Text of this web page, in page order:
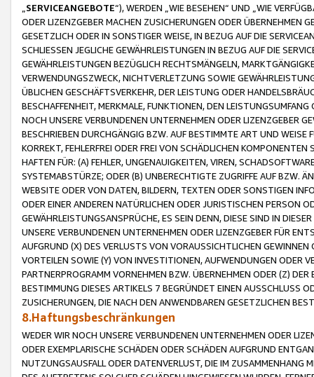
SERVICEANGEBOTE“), WERDEN „WIE BESEHEN“ UND „WIE
ODER LIZENZGEBER MACHEN ZUSICHERUNGEN ODER ÜBERNEHMEN
GESETZLICH ODER IN SONSTIGER WEISE, IN BEZUG AUF DIE
SCHLIESSEN JEGLICHE GEWÄHRLEISTUNGEN IN BEZUG AUF DIE
GEWÄHRLEISTUNGEN BEZÜGLICH RECHTSMÄNGELN,
VERWENDUNGSZWECK, NICHTVERLETZUNG SOWIE
ÜBLICHEN GESCHÄFTSVERKEHR, DER LEISTUNG ODER
BESCHAFFENHEIT, MERKMALE, FUNKTIONEN, DEN
NOCH UNSERE VERBUNDENEN UNTERNEHMEN ODER LIZENZGEBER
BESCHRIEBEN DURCHGÄNGIG BZW. AUF BESTIMMTE ART UND
KORREKT, FEHLERFREI ODER FREI VON SCHÄDLICHEN
HAFTEN FÜR: (A) FEHLER, UNGENAUIGKEITEN, VIREN,
SYSTEMABSTÜRZE; ODER (B) UNBERECHTIGTE ZUGRIFFE AUF BZW.
WEBSITE ODER VON DATEN, BILDERN, TEXTEN ODER SONSTIGEN
ODER EINER ANDEREN NATÜRLICHEN ODER JURISTISCHEN PERSON
GEWÄHRLEISTUNGSANSPRÜCHE, ES SEIN DENN, DIESE SIND IN
UNSERE VERBUNDENEN UNTERNEHMEN ODER LIZENZGEBER FÜR
AUFGRUND (X) DES VERLUSTS VON VORAUSSICHTLICHEN
VORTEILEN SOWIE (Y) VON INVESTITIONEN, AUFWENDUNGEN ODER
PARTNERPROGRAMM VORNEHMEN BZW. ÜBERNEHMEN ODER (Z)
BESTIMMUNG DIESES ARTIKELS 7 BEGRÜNDET EINEN AUSSCHLUSS
ZUSICHERUNGEN, DIE NACH DEN ANWENDBAREN GESETZLICHEN
8.Haftungsbeschränkungen
WEDER WIR NOCH UNSERE VERBUNDENEN UNTERNEHMEN ODER
ODER EXEMPLARISCHE SCHÄDEN ODER SCHÄDEN AUFGRUND
NUTZUNGSAUSFALL ODER DATENVERLUST, DIE IM ZUSAMMENHANG